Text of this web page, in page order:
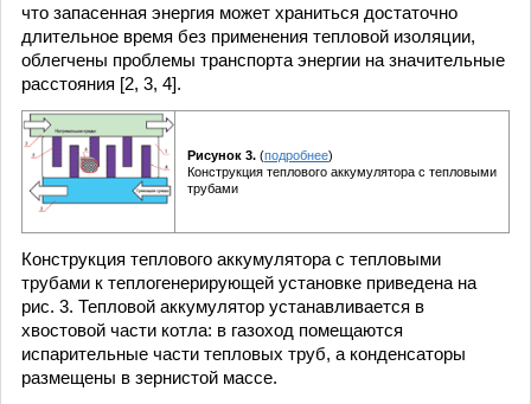
что запасенная энергия может храниться достаточно
длительное время без применения тепловой изоляции,
облегчены проблемы транспорта энергии на значительные
расстояния [2, 3, 4].
Рисунок 3. (подробнее)
Конструкция теплового аккумулятора с тепловыми
трубами
Конструкция теплового аккумулятора с тепловыми
трубами к теплогенерирующей установке приведена на
рис. 3. Тепловой аккумулятор устанавливается в
хвостовой части котла: в газоход помещаются
испарительные части тепловых труб, а конденсаторы
размещены в зернистой массе.